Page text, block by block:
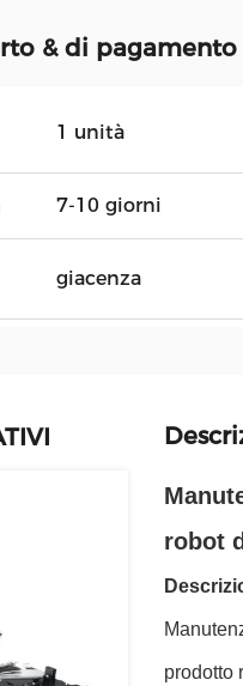
& di pagamento
1 unità
7-10 giorni
giacenza
robot
prodotto